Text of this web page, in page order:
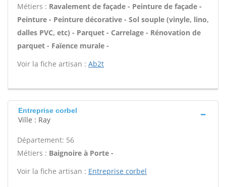
Métiers : Ravalement de façade - Peinture de façade -
Peinture - Peinture décorative - Sol souple (vinyle, lino,
dalles PVC, etc) - Parquet - Carrelage - Rénovation de
parquet - Faïence murale -
Voir la fiche artisan : Ab2t
Entreprise corbel
Ville : Ray
Département: 56
Métiers : Baignoire à Porte -
Voir la fiche artisan : Entreprise corbel